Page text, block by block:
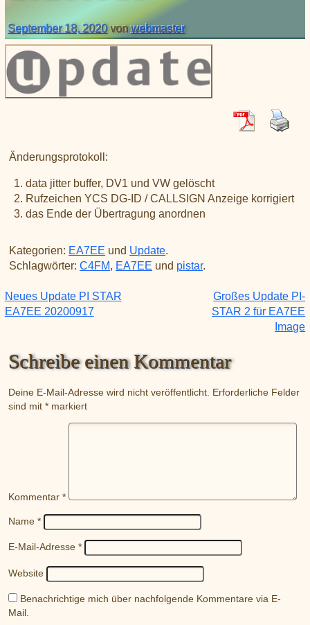
BrandMeister Hose Line
DMR ID
YSFReflectors
Xreflector
IPSC2 Hotspot
Download
September 18, 2020 vonwebmaster
Änderungsprotokoll:
data jitter buffer, DV1 und VW gelöscht
Rufzeichen YCS DG-ID / CALLSIGN Anzeige korrigiert
das Ende der Übertragung anordnen
Kategorien: EA7EE und Update.
Schlagwörter: C4FM, EA7EE und pistar.
Beitragsnavigation
Neues Update PI STAR
EA7EE 20200917
Großes Update PI-
STAR 2 für EA7EE
Image
Schreibe einen Kommentar
Deine E-Mail-Adresse wird nicht veröffentlicht. Erforderliche Felder
sind mit* markiert
Kommentar*
Name*
E-Mail-Adresse*
Website
Benachrichtige mich über nachfolgende Kommentare via E-
Mail.